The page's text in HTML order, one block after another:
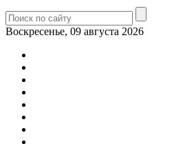
Воскресенье, 09 августа 2026